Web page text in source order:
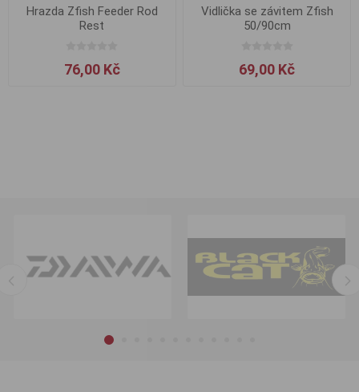
Hrazda Zfish Feeder Rod
Rest
76,00 Kč
Vidlička se závitem Zfish
50/90cm
69,00 Kč